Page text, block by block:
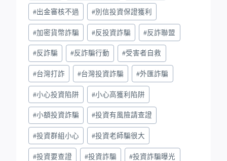
#出金審核不過 #別信投資保證獲利
#加密貨幣詐騙 #反投資詐騙 #反詐聯盟
#反詐騙 #反詐騙行動 #受害者自救
#台灣打詐 #台灣投資詐騙 #外匯詐騙
#小心投資陷阱 #小心高獲利陷阱
#小額投資詐騙 #投資有風險請查證
#投資群組小心 #投資老師騙很大
#投資要查證 #投資詐騙 #投資詐騙曝光